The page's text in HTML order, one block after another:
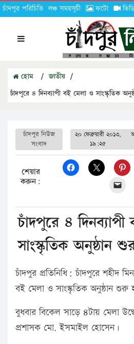
চাঁদপুর পরিচিতি লঞ্চ সময়সূচী ফটো
হোম / জাতীয় /
চাঁদপুরে ৪ দিনব্যাপী বই মেলা ও সাংস্কৃতিক
চাঁদপুর নিউজ
সংবাদ
২০ ফেব্রুয়ারী ২০১৩,
১৯:২৫
শেয়ার
করুন:
চাঁদপুরে ৪
সাংস্কৃতিক অনুষ্ঠান
চাঁদপুর প্রতিনিধি: চাঁদপুরে শহীদ
বই মেলা ও সাংস্কৃতিক অনুষ্ঠান শুরু
বুধবার বিকেল সাড়ে ৪টায় মেলা
প্রশাসক মো. ইসমাইল হোসেন।